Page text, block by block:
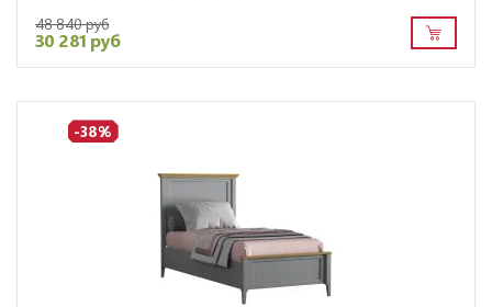
48 840 руб
30 281 руб
-38%